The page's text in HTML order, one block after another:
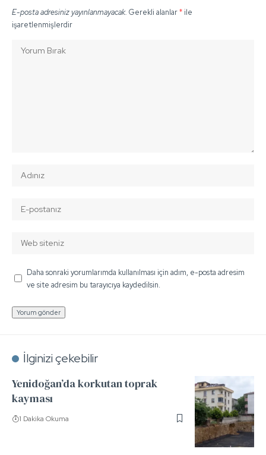
E-posta adresiniz yayınlanmayacak. Gerekli alanlar*ile
işaretlenmişlerdir
Daha sonraki yorumlarımda kullanılması için adım, e-posta adresim
ve site adresim bu tarayıcıya kaydedilsin.
İlginizi çekebilir
Yenidoğan’da korkutan toprak
kayması
1 Dakika Okuma